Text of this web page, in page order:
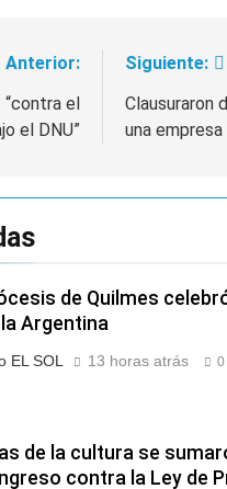
Anterior:
“contra el
el DNU”
Siguiente:
Clausuraron
una
de Quilmes
la Argentina
EL SOL 13 horas atrás 0
de la cultura se
contra la Ley de